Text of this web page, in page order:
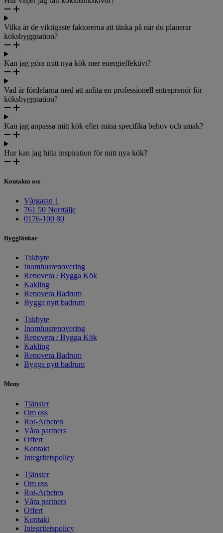
Vilka är de viktigaste faktorerna att tänka på när du planerar
köksbyggnation?
Kan jag göra mitt nya kök mer energieffektivt?
Vad är fördelarna med att anlita en professionell entreprenör för
köksbyggnation?
Kan jag anpassa mitt kök efter mina specifika behov och smak?
​​​​​​​Hur kan jag hitta inspiration för mitt nya kök?
Kontakta oss
Vårgatan 1
761 50 Norrtälje
0176-100 80
Bygglänkar
Takbyte
Inomhusrenovering
Renovera / Bygga Kök
Kakling
Renovera Badrum
Bygga nytt badrum
Takbyte
Inomhusrenovering
Renovera / Bygga Kök
Kakling
Renovera Badrum
Bygga nytt badrum
Meny
Tjänster
Om oss
Rot-Arbeten
Våra partners
Offert
Kontakt
Integritetspolicy
Tjänster
Om oss
Rot-Arbeten
Våra partners
Offert
Kontakt
Integritetspolicy